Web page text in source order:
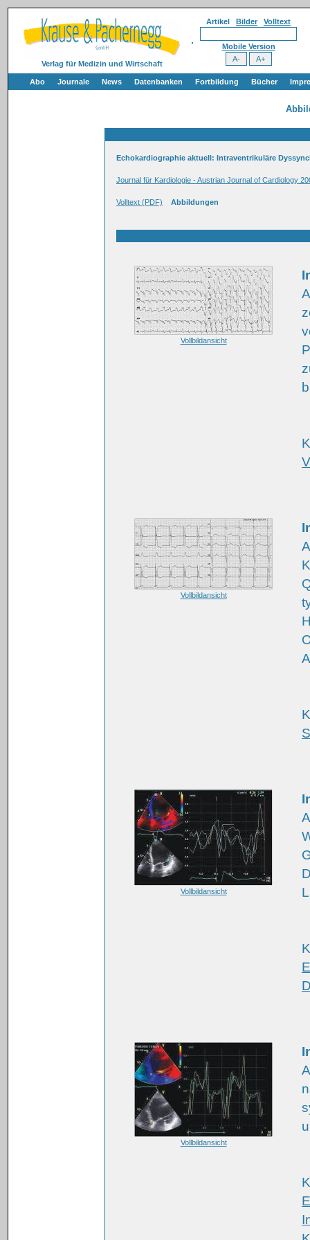
Verlag für Medizin und Wirtschaft
Artikel Bilder Volltext
Mobile Version
Abo Journale News Datenbanken Fortbildung Bücher
Echokardiographie aktuell: Intraventrikuläre
Journal für Kardiologie - Austrian Journal of Cardiology
Volltext (PDF) Abbildungen
Vollbildansicht
Vollbildansicht
Vollbildansicht
Vollbildansicht